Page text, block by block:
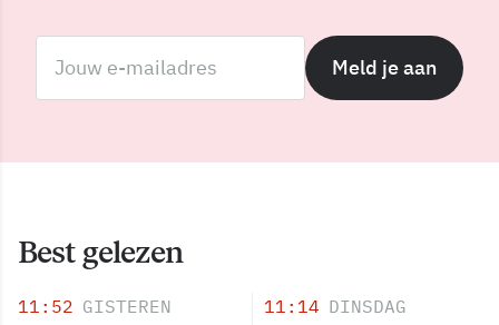
Meld je aan
Best gelezen
11:52 GISTEREN 11:14 DINSDAG